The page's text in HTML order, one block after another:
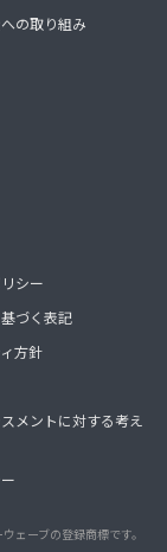
の取り組み
シー
づく表記
方針
メントに対する考え
ェーブの登録商標です。